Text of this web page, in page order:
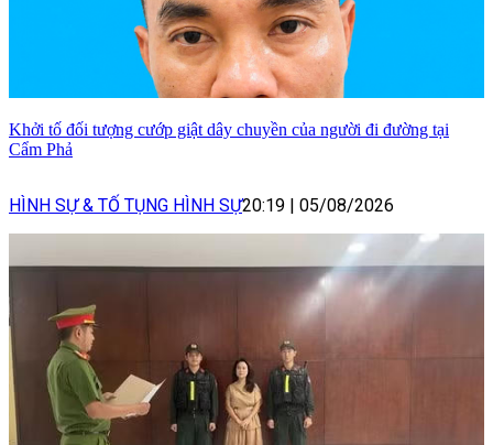
Khởi tố đối tượng cướp giật dây chuyền của người đi đường tại
Cẩm Phả
HÌNH SỰ & TỐ TỤNG HÌNH SỰ20:19 | 05/08/2026